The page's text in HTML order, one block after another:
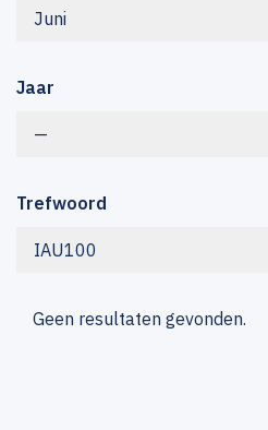
Juni
Jaar
—
Trefwoord
IAU100
Geen resultaten gevonden.